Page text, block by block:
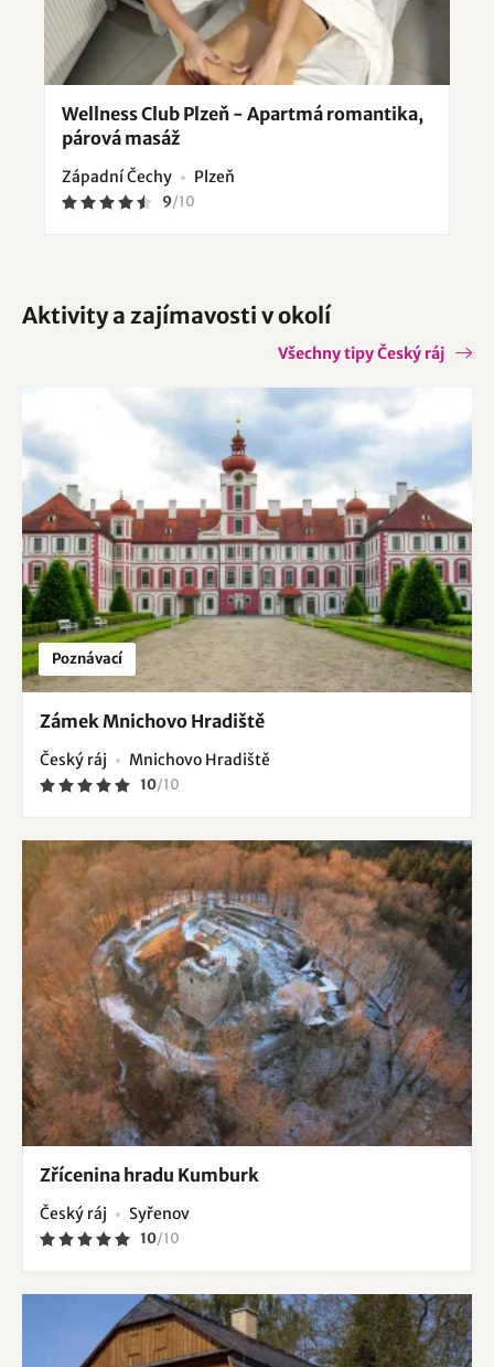
Wellness Club Plzeň - Apartmá romantika,
párová masáž
Západní Čechy Plzeň
9/10
Aktivity a zajímavosti v okolí
Všechny tipy Český ráj
Poznávací
Zámek Mnichovo Hradiště
Český ráj Mnichovo Hradiště
10/10
Zřícenina hradu Kumburk
Český ráj Syřenov
10/10